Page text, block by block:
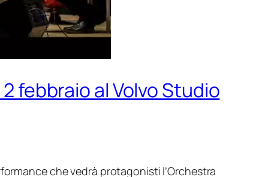
febbraio al Volvo Studio
che vedrà protagonisti l’Orchestra